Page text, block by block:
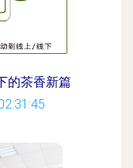
的茶香新篇